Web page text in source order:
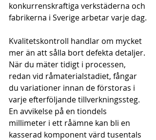
konkurrenskraftiga verkstäderna och
fabrikerna i Sverige arbetar varje dag.
Kvalitetskontroll handlar om mycket
mer än att sålla bort defekta detaljer.
När du mäter tidigt i processen,
redan vid råmaterialstadiet, fångar
du variationer innan de förstoras i
varje efterföljande tillverkningssteg.
En avvikelse på en tiondels
millimeter i ett råämne kan bli en
kasserad komponent värd tusentals